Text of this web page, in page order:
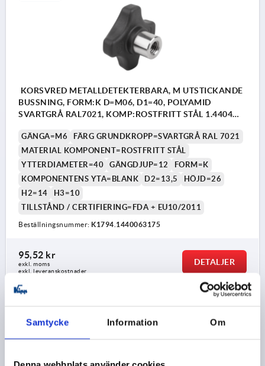
Samtycke Information Om
Denna webbplats använder cookies
KORSVRED METALLDETEKTERBARA, M UTSTICKANDE
BUSSNING, FORM:K D=M06, D1=40, POLYAMID
SVARTGRÅ RAL7021, KOMP:ROSTFRITT STÅL 1.4404
GÄNGA=M6
FÄRG GRUNDKROPP=SVARTGRÅ RAL 7021
MATERIAL KOMPONENT=ROSTFRITT STÅL
YTTERDIAMETER=40
GÄNGDJUP=12
FORM=K
KOMPONENTENS YTA=BLANK
D2=13,5
HÖJD=26
H2=14
H3=10
TILLSTÅND / CERTIFIERING=FDA + EU10/2011
Beställningsnummer: K1794.1440063175
95,52 kr
exkl. moms
exkl. leveranskostnader
DETALJER